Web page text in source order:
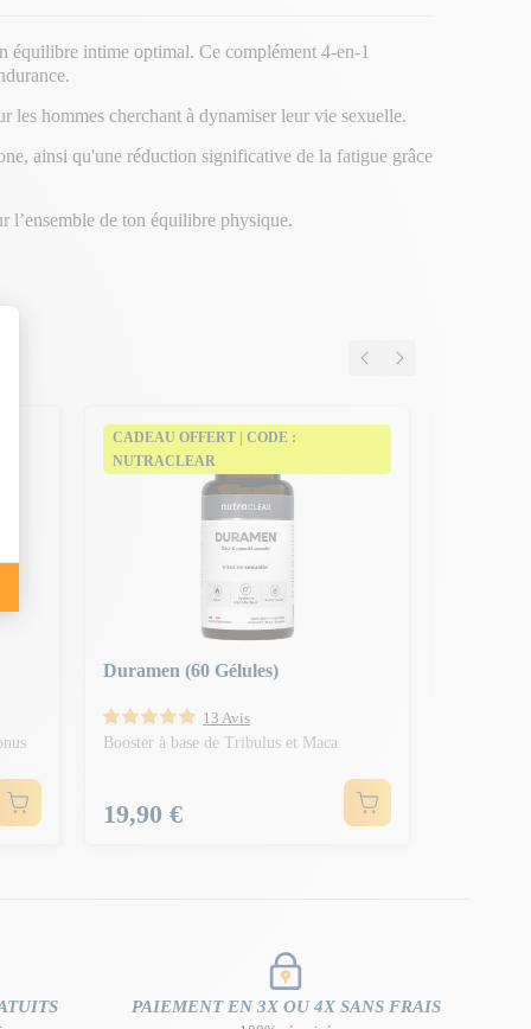
équilibre intime optimal. Ce complément 4-en-1
les hommes cherchant à dynamiser leur vie sexuelle.
ainsi qu'une réduction significative de la fatigue grâce
l’ensemble de ton équilibre physique.
CADEAU OFFERT | CODE :
NUTRACLEAR
Duramen (60 Gélules)
13 Avis
Booster à base de Tribulus et Maca
Prix
19,90 €
PAIEMENT EN 3X OU 4X SANS FRAIS